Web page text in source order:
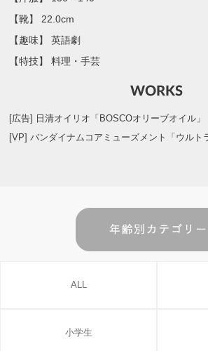
【靴】 22.0cm
【趣味】 英語劇
【特技】 料理・手芸
[広告] 日清オイリオ「BOSCOオリーブオイル」
[VP] バンダイナムコアミューズメント「ウルト
ALL
小学生